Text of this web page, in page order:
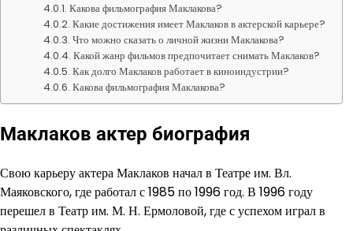
Какова фильмография Маклакова?
Какие достижения имеет Маклаков в актерской карьере?
Что можно сказать о личной жизни Маклакова?
Какой жанр фильмов предпочитает снимать Маклаков?
Как долго Маклаков работает в киноиндустрии?
Какова фильмография Маклакова?
Маклаков актер биография
Свою карьеру актера Маклаков начал в Театре им. Вл.
Маяковского, где работал с 1985 по 1996 год. В 1996 году
перешел в Театр им. М. Н. Ермоловой, где с успехом играл в